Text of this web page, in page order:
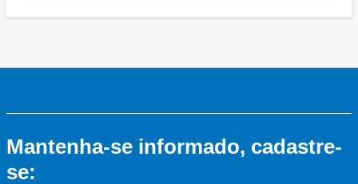
Mantenha-se informado, cadastre-
se: